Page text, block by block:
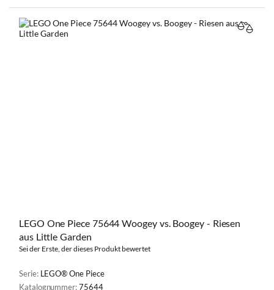
LEGO One Piece 75644 Woogey vs. Boogey - Riesen
aus Little Garden
Sei der Erste, der dieses Produkt bewertet
Serie: LEGO® One Piece
Katalognummer:75644